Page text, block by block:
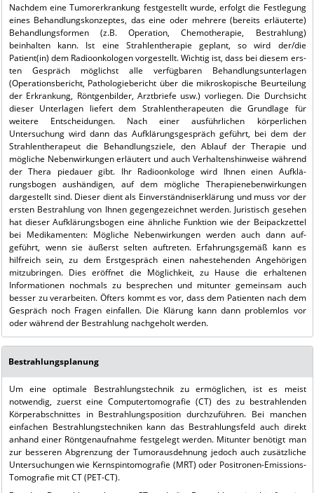
Nachdem eine Tumorerkrankung festge­stellt wurde, erfolgt die Festlegung
eines Behandlungskonzeptes, das eine oder mehrere (bereits erläuterte)
Behandlungs­formen (z.B. Operation, Chemotherapie, Bestrahlung)
beinhalten kann. Ist eine Strahlentherapie geplant, so wird der/die
Patient(in) dem Radioonkologen vor­gestellt. Wichtig ist, dass bei diesem ers­
ten Gespräch möglichst alle verfügbaren Behandlungsunterlagen
(Operationsbe­richt, Pathologiebericht über die mikro­skopische Beurteilung
der Erkrankung, Röntgenbilder, Arztbriefe usw.) vorliegen. Die Durchsicht
dieser Unterlagen liefert dem Strahlentherapeuten die Grundlage für
weitere Entscheidungen. Nach einer ausführlichen körperlichen
Untersuchung wird dann das Aufklärungsgespräch geführt, bei dem der
Strahlentherapeut die Behandlungsziele, den Ablauf der Therapie und
mögliche Nebenwirkungen erläutert und auch Verhaltenshinweise während
der Thera piedauer gibt. Ihr Radioonkologe wird Ihnen einen Aufklä­
rungsbogen aushändigen, auf dem mög­liche Therapienebenwirkungen
dargestellt sind. Dieser dient als Einverständniserklä­rung und muss vor der
ersten Bestrahlung von Ihnen gegengezeichnet werden. Juris­tisch gesehen
hat dieser Aufklärungsbo­gen eine ähnliche Funktion wie der Bei­packzettel
bei Medikamenten: Mögliche Nebenwirkungen werden auch dann auf­
geführt, wenn sie äußerst selten auftreten. Erfahrungsgemäß kann es
hilfreich sein, zu dem Erstgespräch einen nahestehenden Angehörigen
mitzubringen. Dies eröffnet die Möglichkeit, zu Hause die erhaltenen
Informationen nochmals zu besprechen und mitunter gemeinsam auch
besser zu verarbeiten. Öfters kommt es vor, dass dem Patienten nach dem
Gespräch noch Fragen einfallen. Die Klärung kann dann problemlos vor
oder während der Bestrah­lung nachgeholt werden.
Bestrahlungsplanung
Um eine optimale Bestrahlungstechnik zu ermöglichen, ist es meist
notwendig, zuerst eine Computertomografie (CT) des zu bestrahlenden
Körperabschnittes in Bestrahlungsposition durchzuführen. Bei manchen
einfachen Bestrahlungstechni­ken kann das Bestrahlungsfeld auch direkt
anhand einer Röntgenaufnahme festge­legt werden. Mitunter benötigt man
zur besseren Abgrenzung der Tumorausdeh­nung jedoch auch zusätzliche
Untersu­chungen wie Kernspintomografie (MRT) oder Positronen-Emissions-
Tomografie mit CT (PET-CT).